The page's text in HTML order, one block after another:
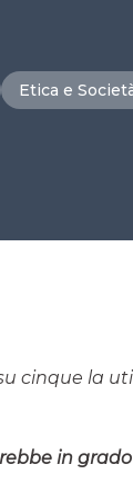
Etica e
cinque la
in